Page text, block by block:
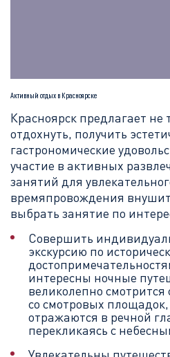
Активный отдых в Красноярске
Красноярск предлагает не
отдохнуть, получить
гастрономические
участие в активных
занятий для
времяпровождения
выбрать занятие по
Совершить
экскурсию по
интересны ночные
великолепно
со смотровых
отражаются в речной
перекликаясь с